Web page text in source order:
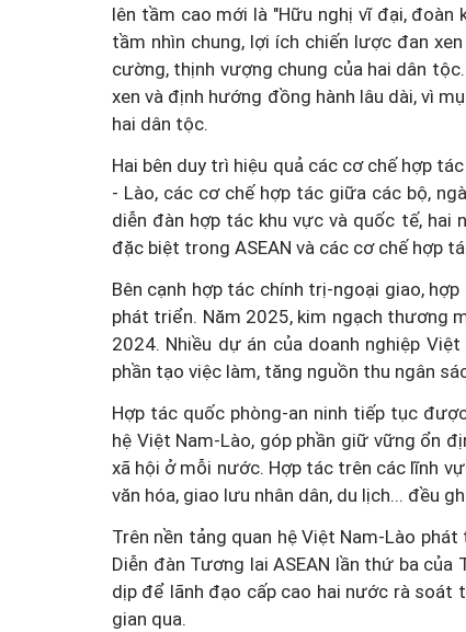
lên tầm cao mới là "Hữu nghị vĩ đại,
tầm nhìn chung, lợi ích chiến lược đan
cường, thịnh vượng chung của hai dân
xen và định hướng đồng hành lâu dài, vì
hai dân tộc.
Hai bên duy trì hiệu quả các cơ chế hợp
- Lào, các cơ chế hợp tác giữa các bộ,
diễn đàn hợp tác khu vực và quốc tế, hai
đặc biệt trong ASEAN và các cơ chế hợp
Bên cạnh hợp tác chính trị-ngoại giao,
phát triển. Năm 2025, kim ngạch thương
2024. Nhiều dự án của doanh nghiệp
phần tạo việc làm, tăng nguồn thu ngân
Hợp tác quốc phòng-an ninh tiếp tục
hệ Việt Nam-Lào, góp phần giữ vững ổn
xã hội ở mỗi nước. Hợp tác trên các lĩnh
văn hóa, giao lưu nhân dân, du lịch... đều
Trên nền tảng quan hệ Việt Nam-Lào
Diễn đàn Tương lai ASEAN lần thứ ba
dịp để lãnh đạo cấp cao hai nước rà
gian qua.
Mua nhà thuộc dự án
chấp, làm sao để hạn